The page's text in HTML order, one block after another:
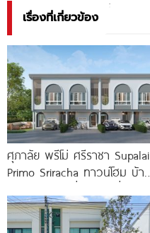
เรื่องที่เกี่ยวข้อง
ศุภาลัย พรีโม่ ศรีราชา Supalai
Primo Sriracha ทาวน์โฮม บ้าน
มอเตอร์เวย์